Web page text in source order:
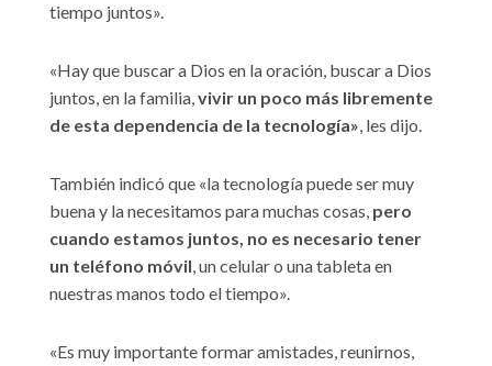
tiempo juntos».
«Hay que buscar a Dios en la oración, buscar a Dios
juntos, en la familia,vivir un poco más libremente
de esta dependencia de la tecnología», les dijo.
También indicó que «la tecnología puede ser muy
buena y la necesitamos para muchas cosas, pero
cuando estamos juntos, no es necesario tener
un teléfono móvil, un celular o una tableta en
nuestras manos todo el tiempo».
«Es muy importante formar amistades, reunirnos,